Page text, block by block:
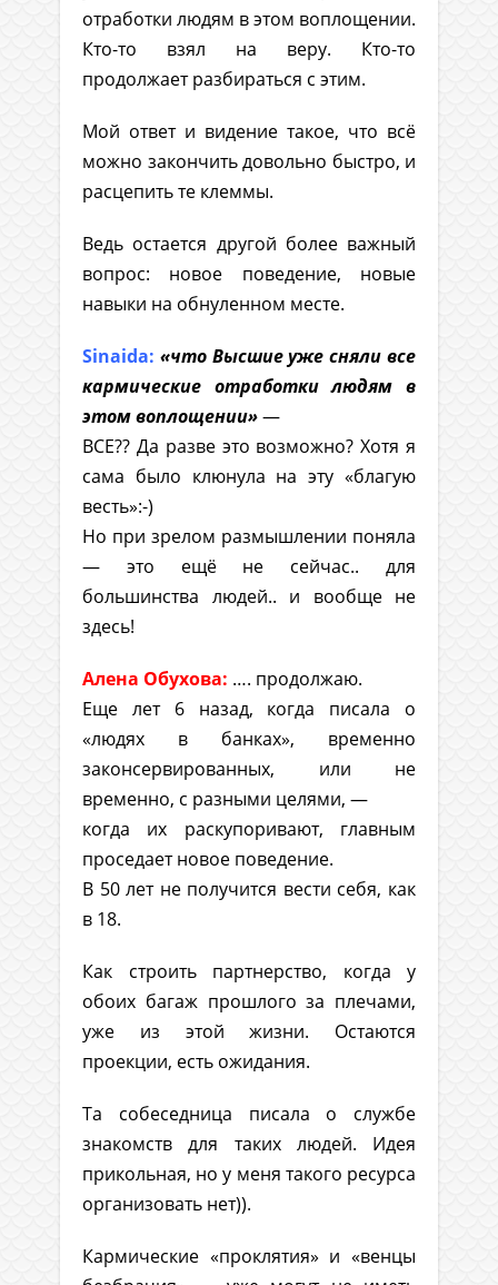
отработки людям в этом воплощении.
Кто-то взял на веру. Кто-то
продолжает разбираться с этим.
Мой ответ и видение такое, что всё
можно закончить довольно быстро, и
расцепить те клеммы.
Ведь остается другой более важный
вопрос: новое поведение, новые
навыки на обнуленном месте.
Sinaida: «что Высшие уже сняли все
кармические отработки людям в
этом воплощении»—
ВСЕ?? Да разве это возможно? Хотя я
сама было клюнула на эту «благую
весть»:-)
Но при зрелом размышлении поняла
— это ещё не сейчас.. для
большинства людей.. и вообще не
здесь!
Алена Обухова: …. продолжаю.
Еще лет 6 назад, когда писала о
«людях в банках», временно
законсервированных, или не
временно, с разными целями, —
когда их раскупоривают, главным
проседает новое поведение.
В 50 лет не получится вести себя, как
в 18.
Как строить партнерство, когда у
обоих багаж прошлого за плечами,
уже из этой жизни. Остаются
проекции, есть ожидания.
Та собеседница писала о службе
знакомств для таких людей. Идея
прикольная, но у меня такого ресурса
организовать нет)).
Кармические «проклятия» и «венцы